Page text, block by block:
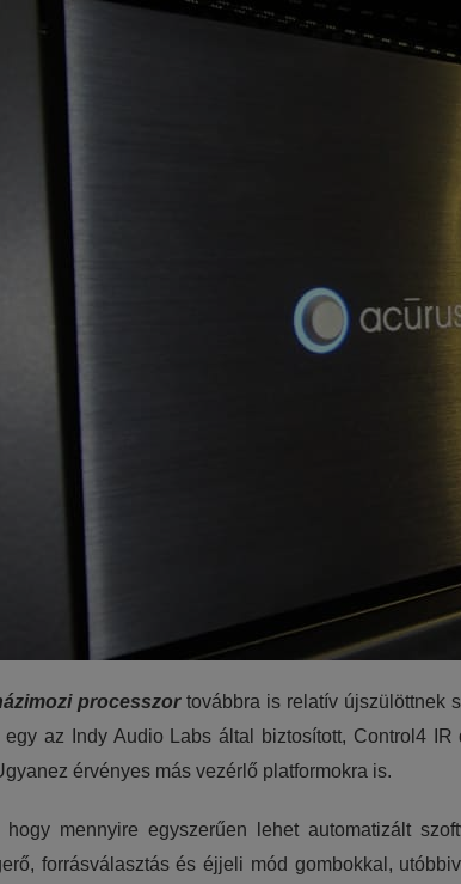
processzortovábbra is relatív újszülöttnek
egy az Indy Audio Labs által biztosított, Control4
érvényes más vezérlő platformokra is.
hogy mennyire egyszerűen lehet automatizált
forrásválasztás és éjjeli mód gombokkal,